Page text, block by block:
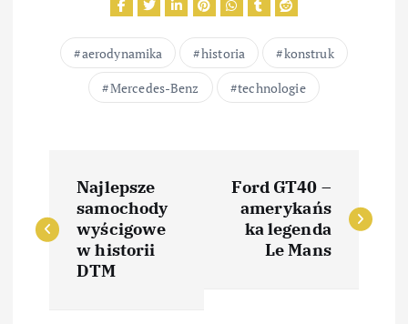
aerodynamika historia
konstruk
Mercedes-Benz
technologie
a
Najlepsze
samochody
wyścigowe
w historii
DTM
Ford GT40 –
amerykańs
ka legenda
Le Mans